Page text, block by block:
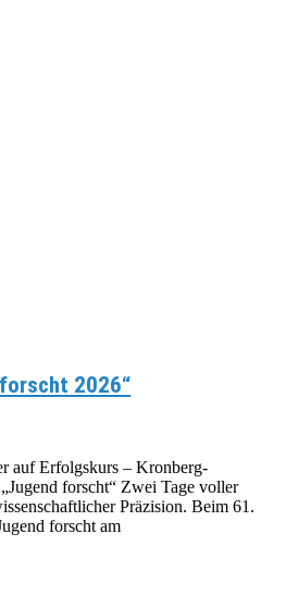
2026“
auf Erfolgskurs – Kronberg-
forscht“ Zwei Tage voller
Präzision. Beim 61.
forscht am